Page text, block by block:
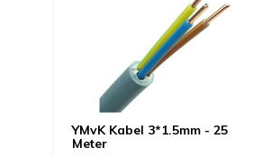
YMvK Kabel 3*1.5mm - 25
Meter